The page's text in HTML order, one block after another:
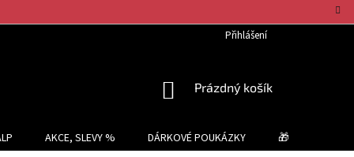
Přihlášení
NÁKUPNÍ
Prázdný košík
AKCE, SLEVY % DÁRKOVÉ POUKÁZKY 🎁 TIPY NA